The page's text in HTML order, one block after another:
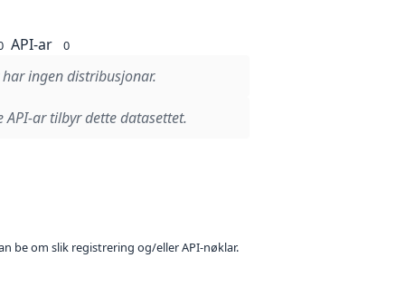
API-ar 0
ingen distribusjonar.
API-ar tilbyr dette datasettet.
be om slik registrering og/eller API-nøklar.